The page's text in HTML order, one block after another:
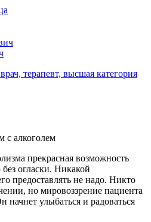
терапевт, высшая категория
прекрасная возможность
огласки. Никакой
предоставлять не надо. Никто
но мировоззрение пациента
начнет улыбаться и радоваться